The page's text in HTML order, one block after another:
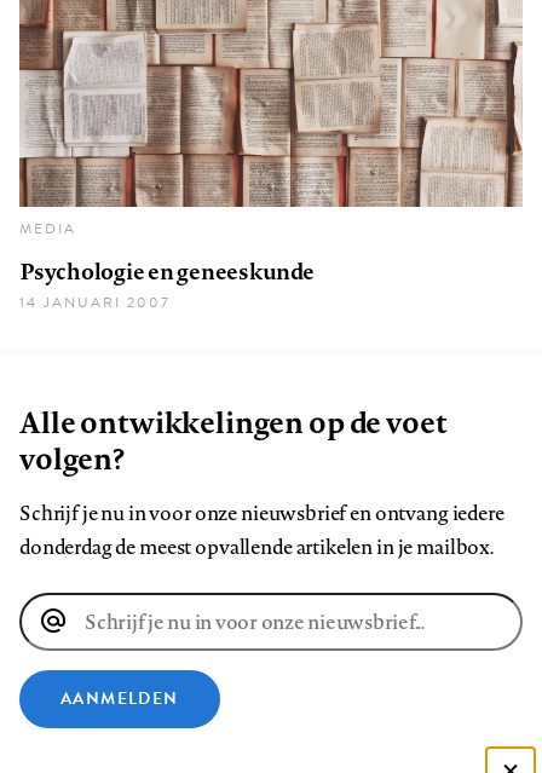
MEDIA
Psychologie en geneeskunde
14 JANUARI 2007
Alle ontwikkelingen op de voet
volgen?
Schrijf je nu in voor onze nieuwsbrief en ontvang iedere
donderdag de meest opvallende artikelen in je mailbox.
E-
mailadres
AANMELDEN